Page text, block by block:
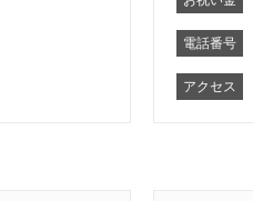
電話番号
アクセス